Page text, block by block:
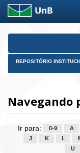
Skip
REPOSITÓRIO
Navegando
Ir para: 0-9 A
J
K L
U